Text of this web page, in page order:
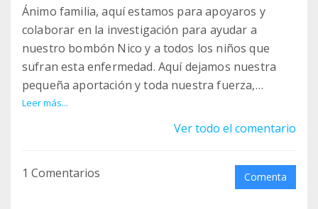
Ánimo familia, aquí estamos para apoyaros y
colaborar en la investigación para ayudar a
nuestro bombón Nico y a todos los niños que
sufran esta enfermedad. Aquí dejamos nuestra
pequeña aportación y toda nuestra fuerza,
millones de besos de Raquel, Ángel y Marcos
Leer más...
Ver todo el comentario
1 Comentarios Comenta